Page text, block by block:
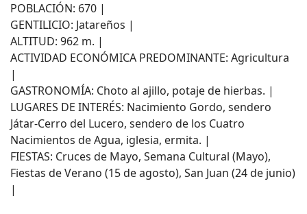
POBLACIÓN: 670 |
GENTILICIO: Jatareños |
ALTITUD: 962 m. |
ACTIVIDAD ECONÓMICA PREDOMINANTE: Agricultura
|
GASTRONOMÍA: Choto al ajillo, potaje de hierbas. |
LUGARES DE INTERÉS: Nacimiento Gordo, sendero
Játar-Cerro del Lucero, sendero de los Cuatro
Nacimientos de Agua, iglesia, ermita. |
FIESTAS: Cruces de Mayo, Semana Cultural (Mayo),
Fiestas de Verano (15 de agosto), San Juan (24 de junio)
|